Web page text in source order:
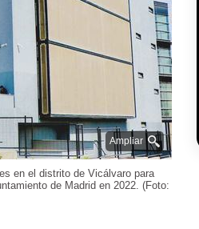
Ampliar
en el distrito de Vicálvaro para
de Madrid en 2022. (Foto: